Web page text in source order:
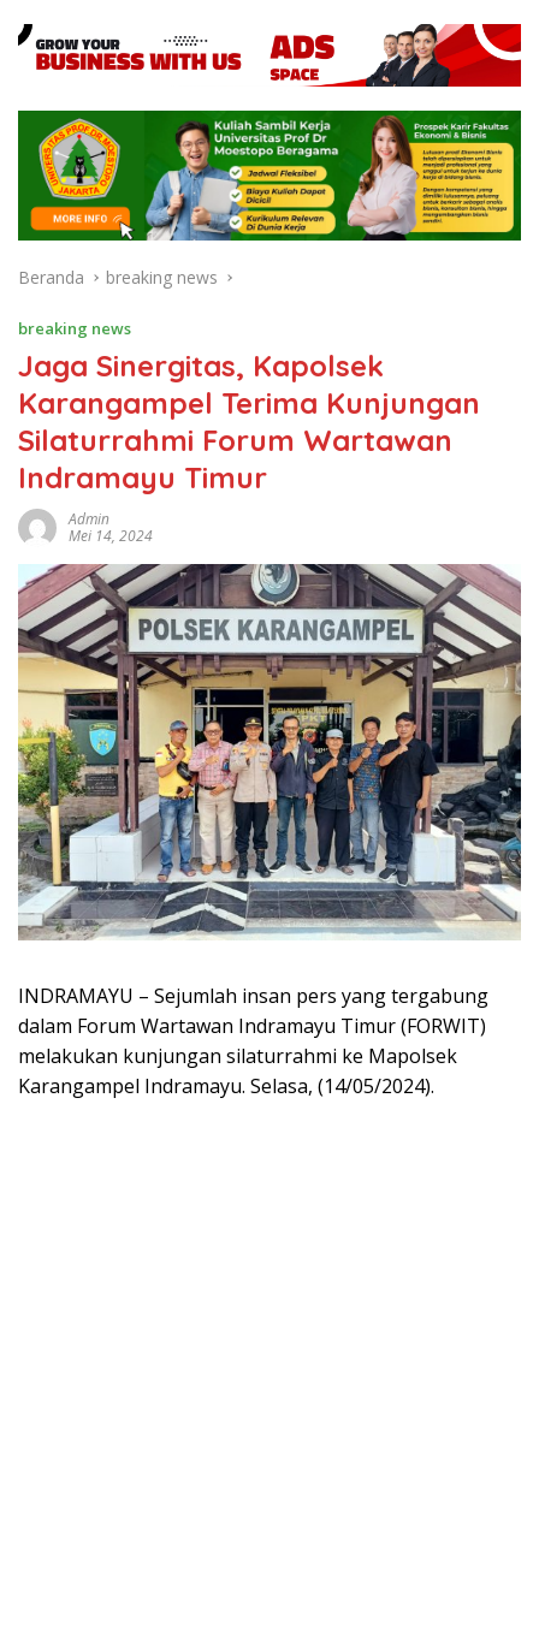
Beranda breaking news
breaking news
Jaga Sinergitas, Kapolsek
Karangampel Terima Kunjungan
Silaturrahmi Forum Wartawan
Indramayu Timur
Admin
Mei 14, 2024
INDRAMAYU – Sejumlah insan pers yang tergabung
dalam Forum Wartawan Indramayu Timur (FORWIT)
melakukan kunjungan silaturrahmi ke Mapolsek
Karangampel Indramayu. Selasa, (14/05/2024).